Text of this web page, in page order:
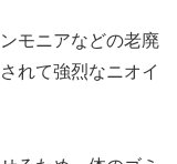
モニアなどの老廃
れて強烈なニオイ